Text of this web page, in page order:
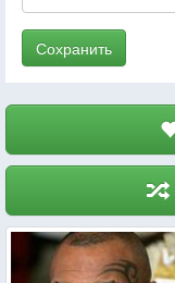
Сохранить